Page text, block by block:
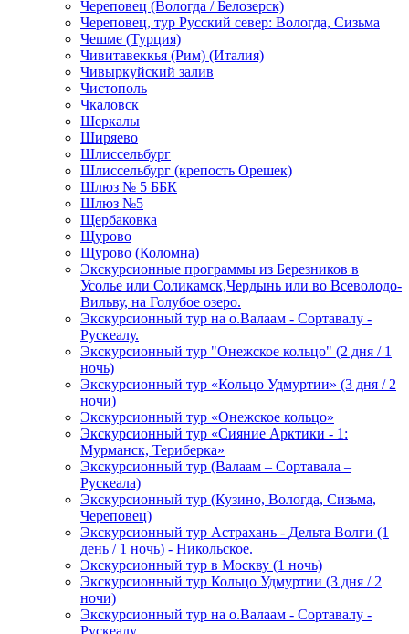
Череповец (Вологда / Белозерск)
Череповец, тур Русский север: Вологда, Сизьма
Чешме (Турция)
Чивитавеккья (Рим) (Италия)
Чивыркуйский залив
Чистополь
Чкаловск
Шеркалы
Ширяево
Шлиссельбург
Шлиссельбург (крепость Орешек)
Шлюз № 5 ББК
Шлюз №5
Щербаковка
Щурово
Щурово (Коломна)
Экскурсионные программы из Березников в
Усолье или Соликамск,Чердынь или во Всеволодо-
Вильву, на Голубое озеро.
Экскурсионный тур на о.Валаам - Сортавалу -
Рускеалу.
Экскурсионный тур "Онежское кольцо" (2 дня / 1
ночь)
Экскурсионный тур «Кольцо Удмуртии» (3 дня / 2
ночи)
Экскурсионный тур «Онежское кольцо»
Экскурсионный тур «Сияние Арктики - 1:
Мурманск, Териберка»
Экскурсионный тур (Валаам – Сортавала –
Рускеала)
Экскурсионный тур (Кузино, Вологда, Сизьма,
Череповец)
Экскурсионный тур Астрахань - Дельта Волги (1
день / 1 ночь) - Никольское.
Экскурсионный тур в Москву (1 ночь)
Экскурсионный тур Кольцо Удмуртии (3 дня / 2
ночи)
Экскурсионный тур на о.Валаам - Сортавалу -
Рускеалу.